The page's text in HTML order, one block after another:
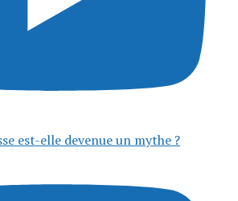
est-elle devenue un mythe ?